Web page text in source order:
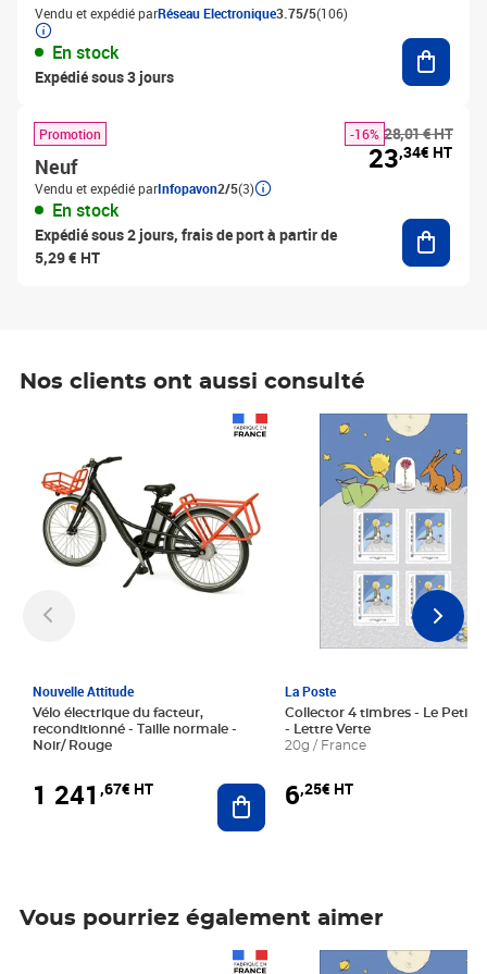
Vendu et expédié parRéseau Electronique3.75/5(106)
En stock
Expédié sous 3 jours
Promotion
Neuf
Vendu et expédié parInfopavon2/5(3)
En stock
Expédié sous 2 jours, frais de port à partir de
5,29 € HT
28,01 € HT
-16%
23,34€ HT
Nos clients ont aussi consulté
Nouvelle Attitude
Vélo électrique du facteur,
reconditionné - Taille normale -
Noir/ Rouge
1 241 ,67€ HT Ajouter au panier
La Poste
Collector 4 timbres - Le Petit
- Lettre Verte
20g / France
6,25€ HT
Prix 6,25€ HT
Vous pourriez également aimer
Prix 6,25€ HT